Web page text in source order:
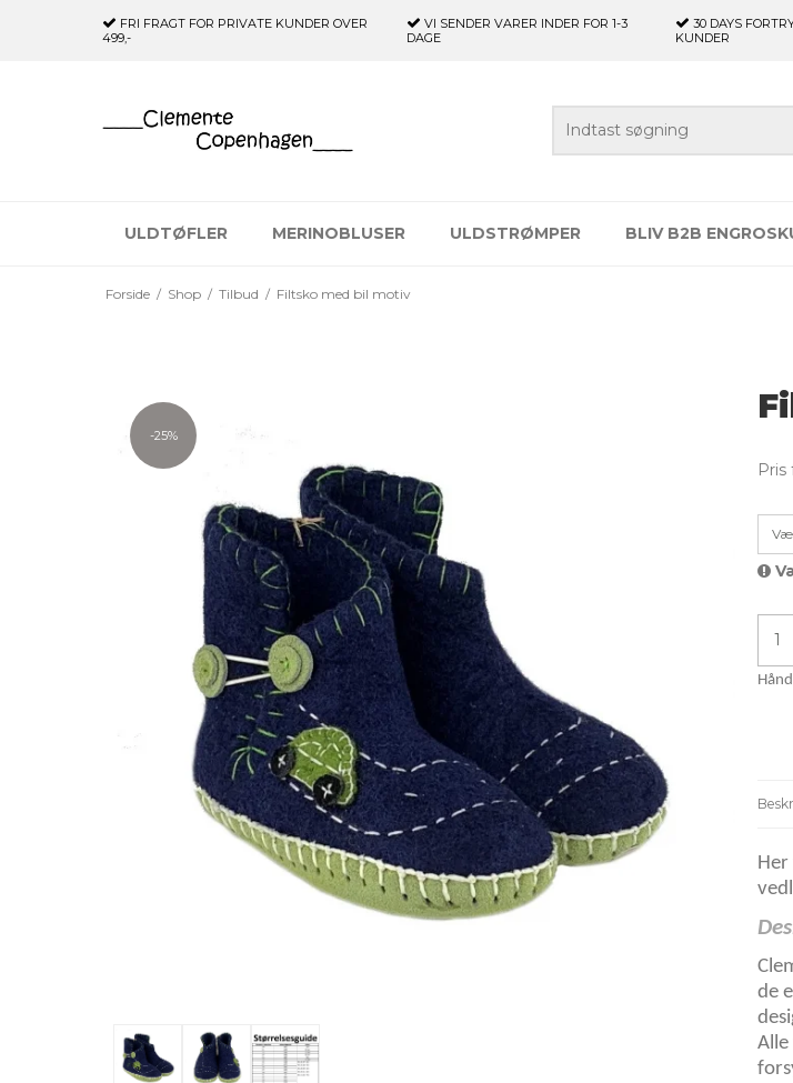
FRI FRAGT FOR PRIVATE KUNDER OVER
499,-
VI SENDER VARER INDER FOR 1-3
DAGE
30 DAYS
KUNDER
ULDTØFLER MERINOBLUSER ULDSTRØMPER BLIV B2B
Forside / Shop / Tilbud / Filtsko med bil motiv
-25%
Pris
de
Alle